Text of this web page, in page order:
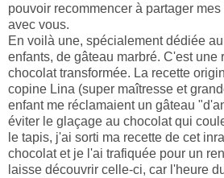
pouvoir recommencer à partager
avec vous.
En voilà une, spécialement dédiée
enfants, de gâteau marbré. C'est une
chocolat transformée. La recette
copine Lina (super maîtresse et
enfant me réclamaient un gâteau
éviter le glaçage au chocolat qui
le tapis, j'ai sorti ma recette de cet
chocolat et je l'ai trafiquée pour un
laisse découvrir celle-ci, car l'heure